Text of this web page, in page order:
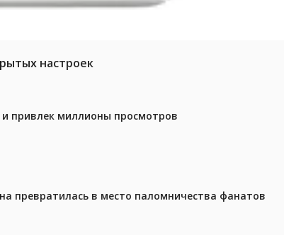
настроек
привлек миллионы просмотров
превратилась в место паломничества фанатов